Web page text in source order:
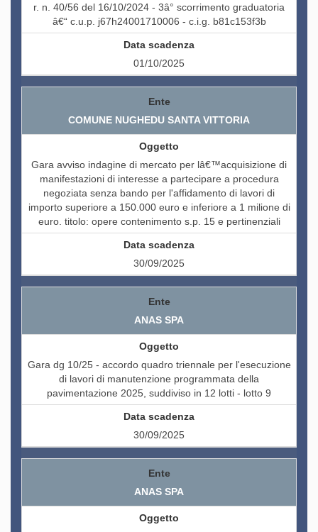
r. n. 40/56 del 16/10/2024 - 3â° scorrimento graduatoria
â€“ c.u.p. j67h24001710006 - c.i.g. b81c153f3b
01/10/2025
COMUNE NUGHEDU SANTA VITTORIA
Gara avviso indagine di mercato per lâ€™acquisizione di
manifestazioni di interesse a partecipare a procedura
negoziata senza bando per l'affidamento di lavori di
importo superiore a 150.000 euro e inferiore a 1 milione di
euro. titolo: opere contenimento s.p. 15 e pertinenziali
30/09/2025
ANAS SPA
Gara dg 10/25 - accordo quadro triennale per l'esecuzione
di lavori di manutenzione programmata della
pavimentazione 2025, suddiviso in 12 lotti - lotto 9
30/09/2025
ANAS SPA